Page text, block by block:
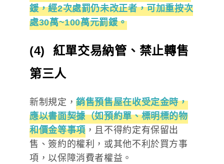
鍰，經2次處罰仍未改正者，可加重按次
處30萬~100萬元罰鍰。
(4) 紅單交易納管、禁止轉售
第三人
新制規定，銷售預售屋在收受定金時，
應以書面契據（如預約單、標明標的物
和價金等事項，且不得約定有保留出
售、簽約的權利，或其他不利於買方事
項，以保障消費者權益。